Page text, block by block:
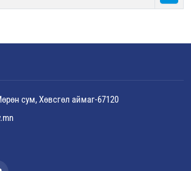
сум, Хөвсгөл аймаг-67120